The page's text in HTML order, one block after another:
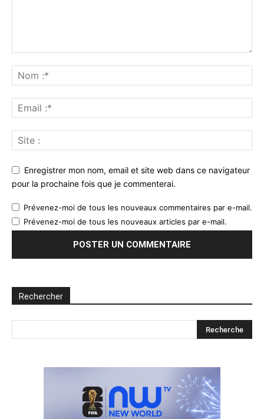
Enregistrer mon nom, email et site web dans ce navigateur
pour la prochaine fois que je commenterai.
Prévenez-moi de tous les nouveaux commentaires par e-mail.
Prévenez-moi de tous les nouveaux articles par e-mail.
Rechercher